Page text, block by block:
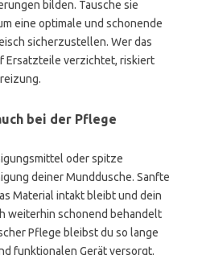
bilden. Tausche sie
eine optimale und schonende
sicherzustellen. Wer das
Ersatzteile verzichtet, riskiert
bei der Pflege
oder spitze
deiner Munddusche. Sanfte
Material intakt bleibt und dein
weiterhin schonend behandelt
Pflege bleibst du so lange
funktionalen Gerät versorgt.